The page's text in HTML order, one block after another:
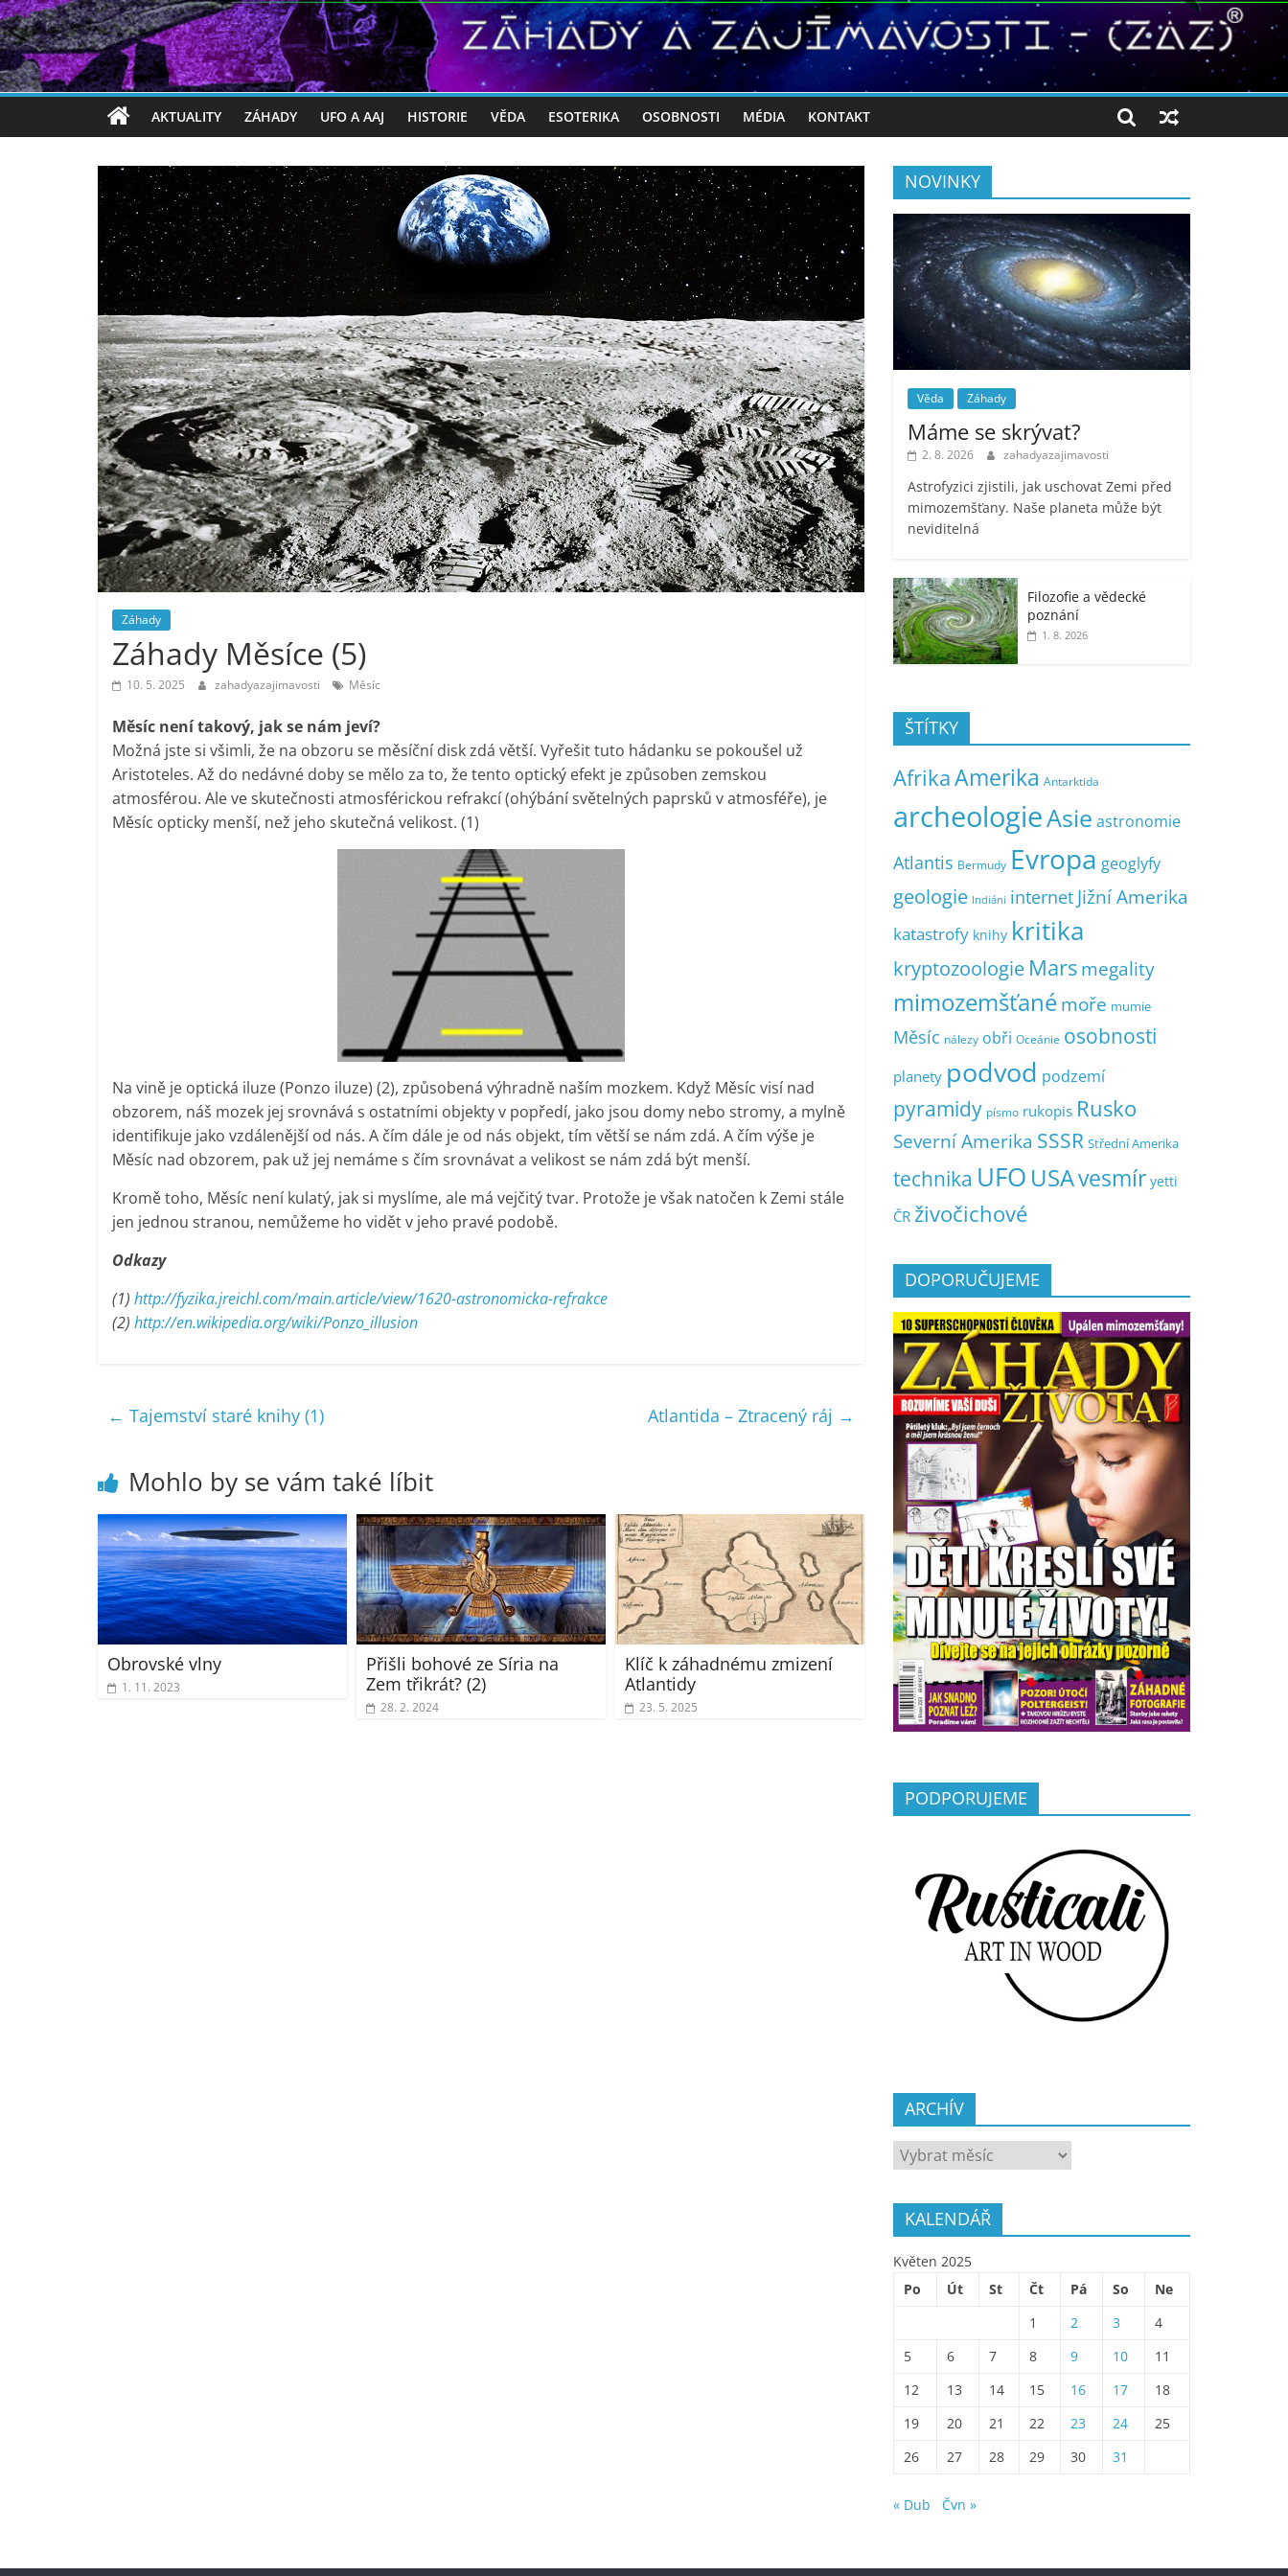
AKTUALITY ZÁHADY UFO A AAJ HISTORIE VĚDA ESOTERIKA OSOBNOSTI MÉDIA KONTAKT
Záhady
Záhady Měsíce (5)
10. 5. 2025 zahadyazajimavosti Měsíc
Měsíc není takový, jak se nám jeví?
Možná jste si všimli, že na obzoru se měsíční disk zdá větší. Vyřešit tuto hádanku se pokoušel už
Aristoteles. Až do nedávné doby se mělo za to, že tento optický efekt je způsoben zemskou
atmosférou. Ale ve skutečnosti atmosférickou refrakcí (ohýbání světelných paprsků v atmosféře), je
Měsíc opticky menší, než jeho skutečná velikost. (1)
Na vině je optická iluze (Ponzo iluze) (2), způsobená výhradně naším mozkem. Když Měsíc visí nad
obzorem, náš mozek jej srovnává s ostatními objekty v popředí, jako jsou domy nebo stromy, a mylně
identifikuje jako vzdálenější od nás. A čím dále je od nás objekt, tím větší se nám zdá. A čím výše je
Měsíc nad obzorem, pak už jej nemáme s čím srovnávat a velikost se nám zdá být menší.
Kromě toho, Měsíc není kulatý, jak si myslíme, ale má vejčitý tvar. Protože je však natočen k Zemi stále
jen jednou stranou, nemůžeme ho vidět v jeho pravé podobě.
Odkazy
(1) http://fyzika.jreichl.com/main.article/view/1620-astronomicka-refrakce
(2) http://en.wikipedia.org/wiki/Ponzo_illusion
← Tajemství staré knihy (1) Atlantida – Ztracený ráj →
Mohlo by se vám také líbit
Obrovské vlny
1. 11. 2023
Přišli bohové ze Síria na
Zem třikrát? (2)
28. 2. 2024
Klíč k záhadnému zmizení
Atlantidy
23. 5. 2025
NOVINKY
Věda Záhady
Máme se skrývat?
2. 8. 2026 zahadyazajimavosti
Astrofyzici zjistili, jak uschovat Zemi před
mimozemšťany. Naše planeta může být
neviditelná
Filozofie a vědecké
poznání
1. 8. 2026
ŠTÍTKY
AfrikaAmerika Antarktida
archeologieAsie astronomie
Atlantis Bermudy Evropa geoglyfy
geologie Indiáni internet Jižní Amerika
katastrofy knihy kritika
kryptozoologie Marsmegality
mimozemšťanémoře mumie
Měsíc nálezy obři Oceánie osobnosti
planety podvod podzemí
pyramidy písmo rukopis Rusko
Severní Amerika SSSR Střední Amerika
technika UFO USAvesmír yetti
ČR živočichové
DOPORUČUJEME
PODPORUJEME
ARCHÍV
ARCHÍV
KALENDÁŘ
Květen 2025
Po
Út St Čt Pá So
Ne
1
2 3
4
5
6 7 8 9 10
11
12
13 14 15 16 17
18
19
20 21 22 23 24
25
26
27 28 29 30 31
« Dub Čvn »